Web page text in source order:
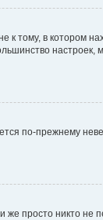
тому, в котором
по-прежнему
просто никто